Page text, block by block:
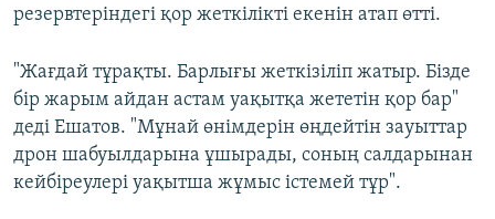
резервтеріндегі қор жеткілікті екенін атап өтті.
"Жағдай тұрақты. Барлығы жеткізіліп жатыр. Бізде
бір жарым айдан астам уақытқа жететін қор бар"
деді Ешатов. "Мұнай өнімдерін өңдейтін зауыттар
дрон шабуылдарына ұшырады, соның салдарынан
кейбіреулері уақытша жұмыс істемей тұр".